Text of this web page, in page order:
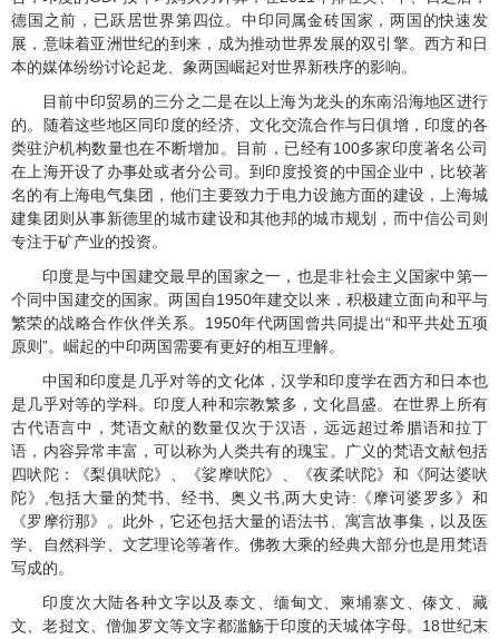
德国之前，已跃居世界第四位。中印同属金砖国家，两国的快速发
展，意味着亚洲世纪的到来，成为推动世界发展的双引擎。西方和日
本的媒体纷纷讨论起龙、象两国崛起对世界新秩序的影响。
目前中印贸易的三分之二是在以上海为龙头的东南沿海地区进行
的。随着这些地区同印度的经济、文化交流合作与日俱增，印度的各
类驻沪机构数量也在不断增加。目前，已经有100多家印度著名公司
在上海开设了办事处或者分公司。到印度投资的中国企业中，比较著
名的有上海电气集团，他们主要致力于电力设施方面的建设，上海城
建集团则从事新德里的城市建设和其他邦的城市规划，而中信公司则
专注于矿产业的投资。
印度是与中国建交最早的国家之一，也是非社会主义国家中第一
个同中国建交的国家。两国自1950年建交以来，积极建立面向和平与
繁荣的战略合作伙伴关系。 1950年代两国曾共同提出“和平共处五项
原则”。崛起的中印两国需要有更好的相互理解。
中国和印度是几乎对等的文化体，汉学和印度学在西方和日本也
是几乎对等的学科。印度人种和宗教繁多，文化昌盛。在世界上所有
古代语言中，梵语文献的数量仅次于汉语，远远超过希腊语和拉丁
语，内容异常丰富，可以称为人类共有的瑰宝。广义的梵语文献包括
四吠陀：《梨俱吠陀》、《娑摩吠陀》、《夜柔吠陀》和《阿达婆吠
陀》 ,包括大量的梵书、经书、奥义书,两大史诗: 《摩诃婆罗多》和
《罗摩衍那》。此外，它还包括大量的语法书、寓言故事集，以及医
学、自然科学、文艺理论等著作。佛教大乘的经典大部分也是用梵语
写成的。
印度次大陆各种文字以及泰文、缅甸文、柬埔寨文、傣文、藏
文、老挝文、僧伽罗文等文字都滥觞于印度的天城体字母。 18世纪末